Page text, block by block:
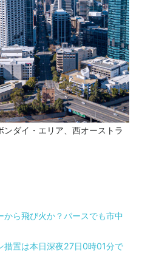
ダイ・エリア、西オーストラ
ら飛び火か？パースでも市中
措置は本日深夜27日0時01分で